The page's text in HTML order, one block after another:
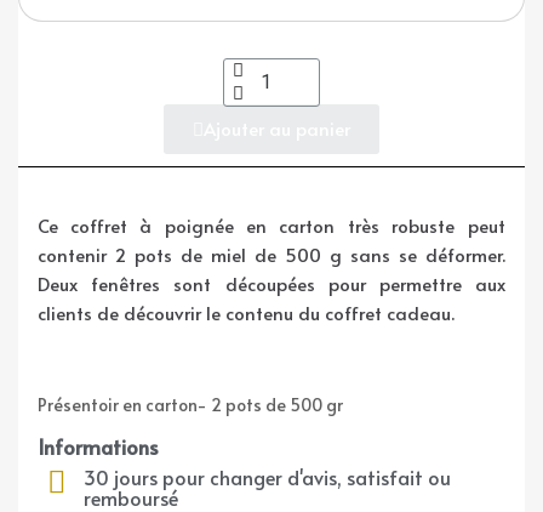
30 jours pour changer d'avis, satisfait ou
remboursé
Ce coffret à poignée en carton très robuste peut
contenir2 pots de miel de 500 g sans se déformer.
Deux fenêtres sont découpées pour permettre aux
clients de découvrir le contenu du coffret cadeau.
Présentoir en carton- 2 pots de 500 gr
Informations